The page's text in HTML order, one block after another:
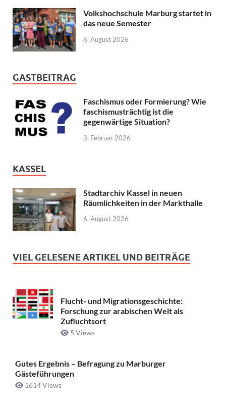
Volkshochschule Marburg startet in
das neue Semester
8. August 2026
GASTBEITRAG
Faschismus oder Formierung? Wie
faschismusträchtig ist die
gegenwärtige Situation?
3. Februar 2026
KASSEL
Stadtarchiv Kassel in neuen
Räumlichkeiten in der Markthalle
6. August 2026
VIEL GELESENE ARTIKEL UND BEITRÄGE
Flucht- und Migrationsgeschichte:
Forschung zur arabischen Welt als
Zufluchtsort
5 Views
Gutes Ergebnis – Befragung zu Marburger
Gästeführungen
1614 Views